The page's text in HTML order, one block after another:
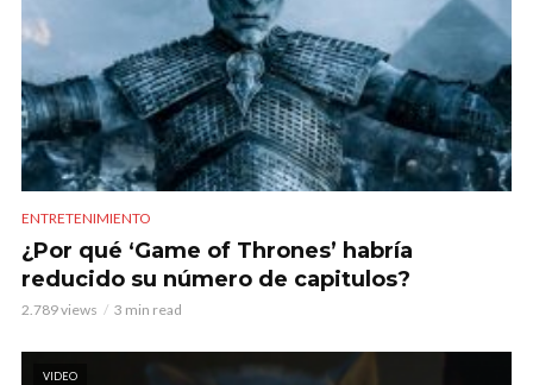
ENTRETENIMIENTO
¿Por qué ‘Game of Thrones’ habría
reducido su número de capitulos?
2.789 views 3 min read
VIDEO